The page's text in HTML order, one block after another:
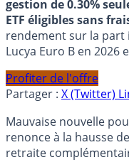
gestion de 0.30%
ETF éligibles sans
rendement sur la part
Lucya Euro B en 2026
Profiter de l'offre
Partager : X (Twitter)
Mauvaise nouvelle
renonce à la hausse
retraite